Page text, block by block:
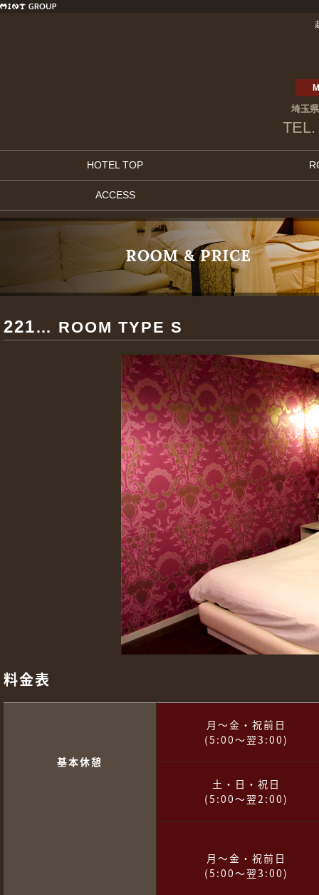
埼玉
TEL.
HOTEL TOP
ACCESS
221… ROOM TYPE S
料金表
基本休憩
月～金・祝前日
(5:00～翌3:00)
土・日・祝日
(5:00～翌2:00)
月～金・祝前日
(5:00～翌3:00)